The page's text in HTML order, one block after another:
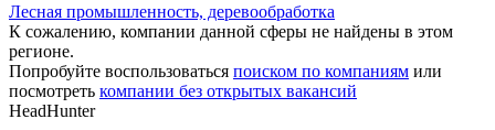
Лесная промышленность, деревообработка
К сожалению, компании данной сферы не найдены в этом
регионе.
Попробуйте воспользоваться поиском по компаниям или
посмотреть компании без открытых вакансий
HeadHunter